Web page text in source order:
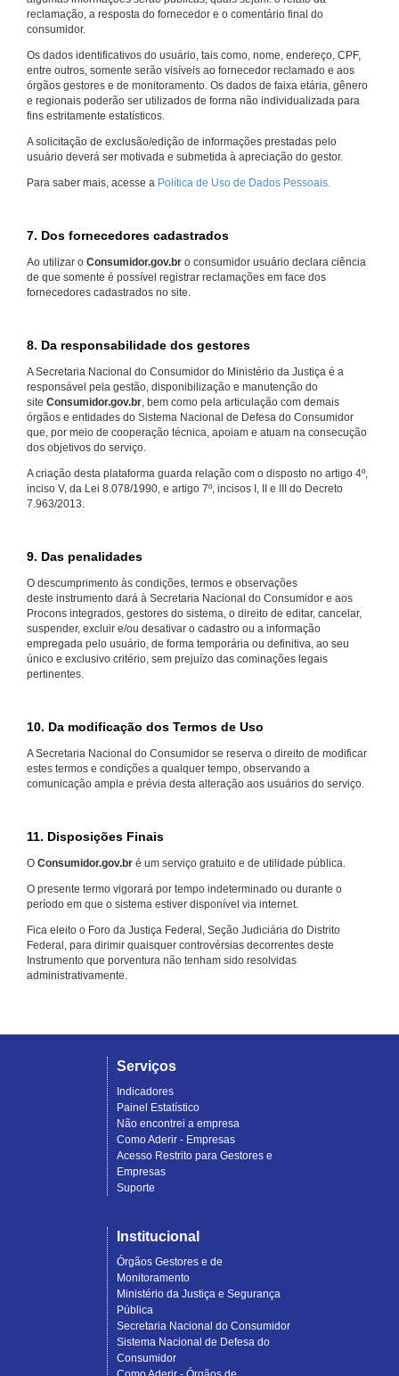
reclamação, a resposta do fornecedor e o comentário final do
consumidor.
Os dados identificativos do usuário, tais como, nome, endereço, CPF,
entre outros, somente serão visíveis ao fornecedor reclamado e aos
órgãos gestores e de monitoramento. Os dados de faixa etária, gênero
e regionais poderão ser utilizados de forma não individualizada para
fins estritamente estatísticos.
A solicitação de exclusão/edição de informações prestadas pelo
usuário deverá ser motivada e submetida à apreciação do gestor.
Para saber mais, acesse a Política de Uso de Dados Pessoais.
7. Dos fornecedores cadastrados
Ao utilizar o Consumidor.gov.br o consumidor usuário declara ciência
de que somente é possível registrar reclamações em face dos
fornecedores cadastrados no site.
8. Da responsabilidade dos gestores
A Secretaria Nacional do Consumidor do Ministério da Justiça é a
responsável pela gestão, disponibilização e manutenção do
site Consumidor.gov.br, bem como pela articulação com demais
órgãos e entidades do Sistema Nacional de Defesa do Consumidor
que, por meio de cooperação técnica, apoiam e atuam na consecução
dos objetivos do serviço.
A criação desta plataforma guarda relação com o disposto no artigo 4º,
inciso V, da Lei 8.078/1990, e artigo 7º, incisos I, II e III do Decreto
7.963/2013.
9. Das penalidades
O descumprimento às condições, termos e observações
deste instrumento dará à Secretaria Nacional do Consumidor e aos
Procons integrados, gestores do sistema, o direito de editar, cancelar,
suspender, excluir e/ou desativar o cadastro ou a informação
empregada pelo usuário, de forma temporária ou definitiva, ao seu
único e exclusivo critério, sem prejuízo das cominações legais
pertinentes.
10. Da modificação dos Termos de Uso
A Secretaria Nacional do Consumidor se reserva o direito de modificar
estes termos e condições a qualquer tempo, observando a
comunicação ampla e prévia desta alteração aos usuários do serviço.
11. Disposições Finais
O Consumidor.gov.br é um serviço gratuito e de utilidade pública.
O presente termo vigorará por tempo indeterminado ou durante o
período em que o sistema estiver disponível via internet.
Fica eleito o Foro da Justiça Federal, Seção Judiciária do Distrito
Federal, para dirimir quaisquer controvérsias decorrentes deste
Instrumento que porventura não tenham sido resolvidas
administrativamente.
Serviços
Indicadores
Painel Estatístico
Não encontrei a empresa
Como Aderir - Empresas
Acesso Restrito para Gestores e
Empresas
Suporte
Institucional
Órgãos Gestores e de
Monitoramento
Ministério da Justiça e Segurança
Pública
Secretaria Nacional do Consumidor
Sistema Nacional de Defesa do
Consumidor